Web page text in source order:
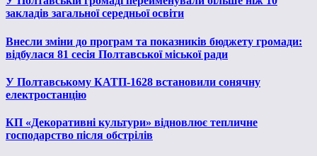
закладів загальної середньої освіти
Внесли зміни до програм та показників бюджету громади:
відбулася 81 сесія Полтавської міської ради
У Полтавському КАТП-1628 встановили сонячну
електростанцію
КП «Декоративні культури» відновлює тепличне
господарство після обстрілів